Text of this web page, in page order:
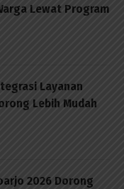
Lewat Program
Layanan
Lebih Mudah
2026 Dorong